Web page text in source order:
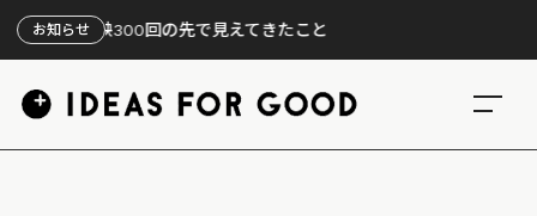
お知らせ
、上映300回の先で見えてきたこと